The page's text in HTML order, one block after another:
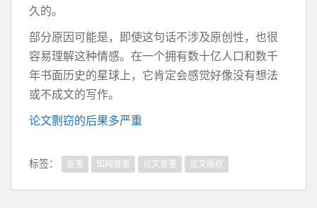
久的。
部分原因可能是，即使这句话不涉及原创性，也很
容易理解这种情感。在一个拥有数十亿人口和数千
年书面历史的星球上，它肯定会感觉好像没有想法
或不成文的写作。
论文剽窃的后果多严重
标签： 查重 知网查重 论文查重 论文版权